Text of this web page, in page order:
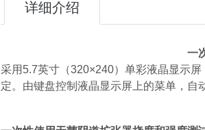
详细介绍
一
采用5.7英寸（320×240）单彩液晶显示
定。由键盘控制液晶显示屏上的菜单，自